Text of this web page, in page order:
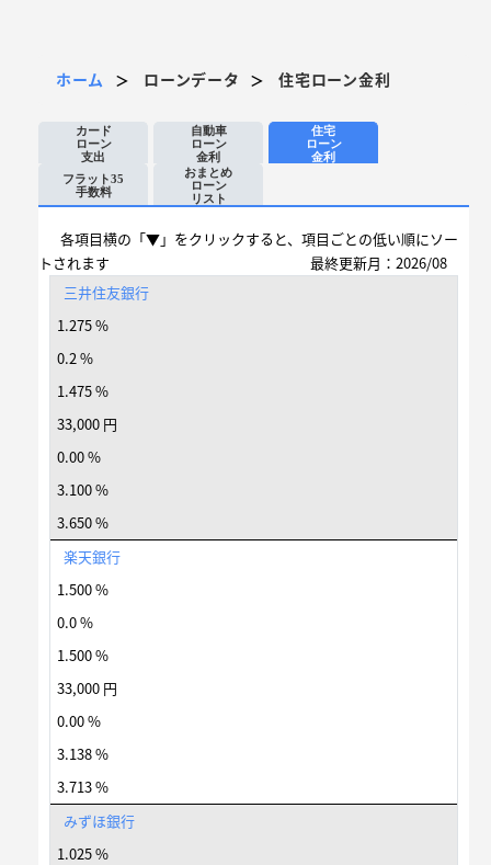
ホーム ＞ ローンデータ ＞ 住宅ローン金利
カード
ローン
支出
自動車
ローン
金利
住宅
ローン
金利
フラット35
手数料
おまとめ
ローン
リスト
各項目横の「▼」をクリックすると、項目ごとの低い順にソー
トされます
最終更新月：2026/08
三井住友銀行
1.275 %
0.2 %
1.475 %
33,000 円
0.00 %
3.100 %
3.650 %
楽天銀行
1.500 %
0.0 %
1.500 %
33,000 円
0.00 %
3.138 %
3.713 %
みずほ銀行
1.025 %